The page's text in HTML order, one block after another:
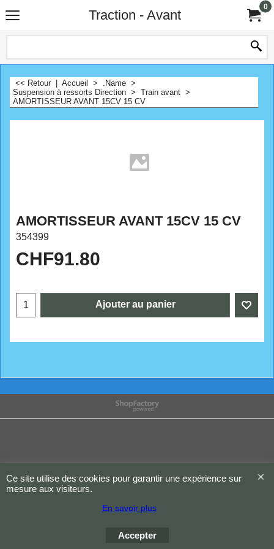
Traction - Avant
0
<< Retour Accueil > .Name >
Suspension à ressorts Direction > Train avant >
AMORTISSEUR AVANT 15CV 15 CV
AMORTISSEUR AVANT 15CV 15 CV
354399
CHF91.80
Ajouter au panier
Boutique en ligne créés
avec le logiciel
Ce site utilise des cookies pour garantir une expérience sur
mesure aux visiteurs.
En savoir plus
Accepter